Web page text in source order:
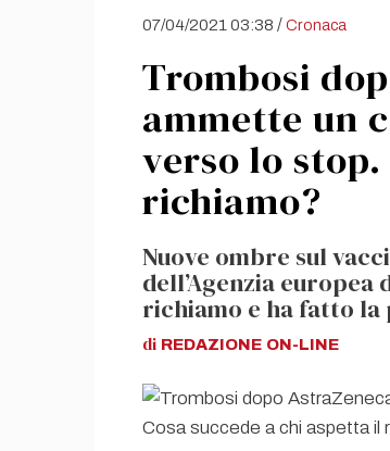
07/04/2021 03:38 /Cronaca
Trombosi
ammette un
verso lo
richiamo?
Nuove ombre sul
dell’Agenzia europea
richiamo e ha fatto la
di REDAZIONE ON-LINE